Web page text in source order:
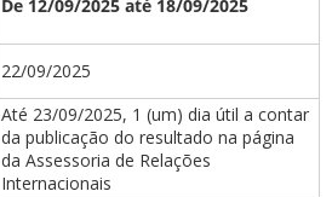
De 12/09/2025 até 18/09/2025
22/09/2025
Até 23/09/2025, 1 (um) dia útil a contar
da publicação do resultado na página
da Assessoria de Relações
Internacionais